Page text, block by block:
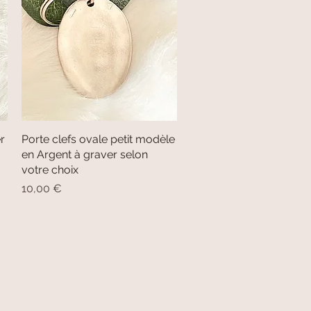
Aperçu rapide
Porte clefs ovale petit modèle
en Argent à graver selon
votre choix
Prix
10,00 €